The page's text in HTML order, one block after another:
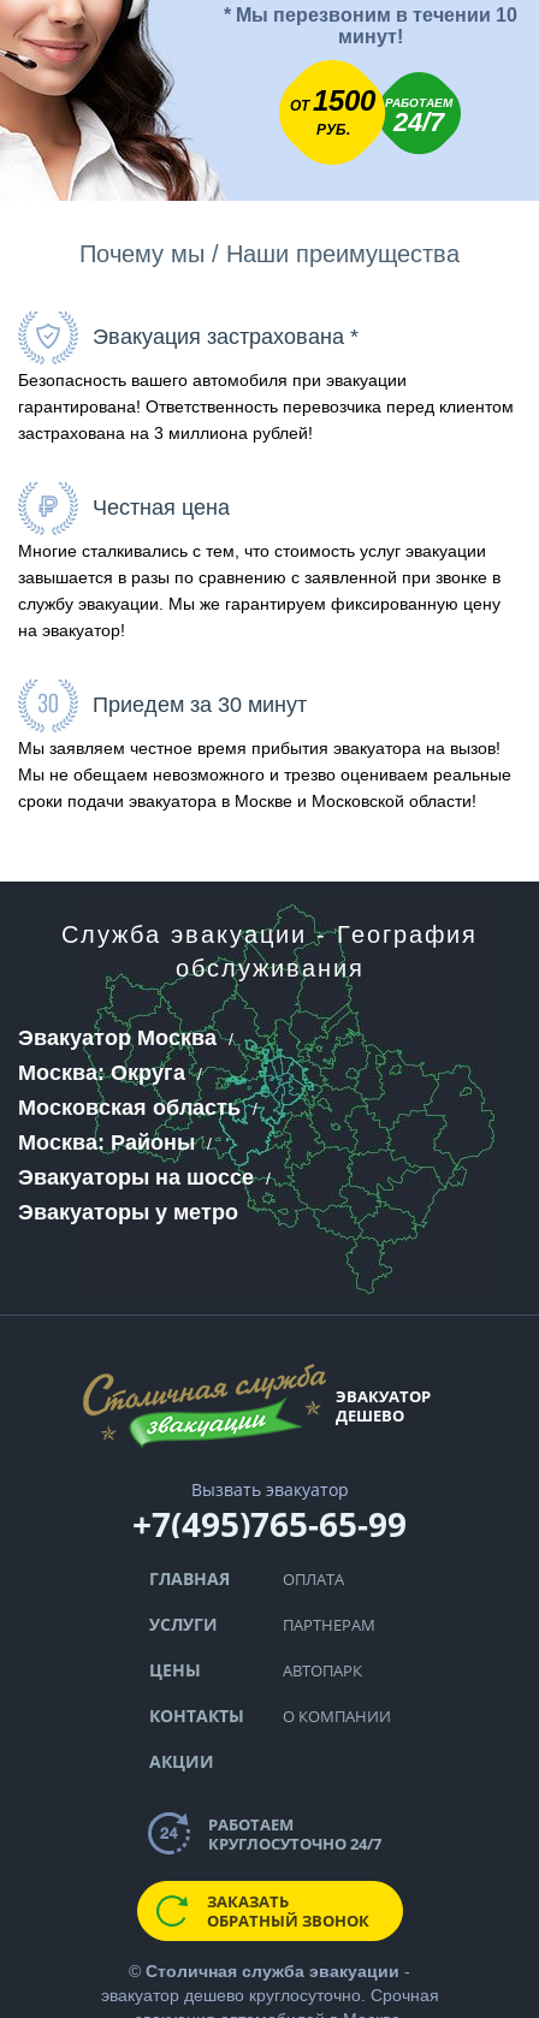
* Мы перезвоним в течении 10
минут!
ОТ1500
РУБ.
РАБОТАЕМ
24/7
Почему мы / Наши преимущества
Эвакуация застрахована *
Безопасность вашего автомобиля при эвакуации
гарантирована! Ответственность перевозчика перед клиентом
застрахована на 3 миллиона рублей!
Честная цена
Многие сталкивались с тем, что стоимость услуг эвакуации
завышается в разы по сравнению с заявленной при звонке в
службу эвакуации. Мы же гарантируем фиксированную цену
на эвакуатор!
Приедем за 30 минут
Мы заявляем честное время прибытия эвакуатора на вызов!
Мы не обещаем невозможного и трезво оцениваем реальные
сроки подачи эвакуатора в Москве и Московской области!
Служба эвакуации - География
обслуживания
Эвакуатор Москва
Москва: Округа
Московская область
Москва: Районы
Эвакуаторы на шоссе
Эвакуаторы у метро
ЭВАКУАТОР
ДЕШЕВО
Вызвать эвакуатор
+7(495)765-65-99
ГЛАВНАЯ
УСЛУГИ
ЦЕНЫ
КОНТАКТЫ
АКЦИИ
ОПЛАТА
ПАРТНЕРАМ
АВТОПАРК
О КОМПАНИИ
РАБОТАЕМ
КРУГЛОСУТОЧНО 24/7
ЗАКАЗАТЬ
ОБРАТНЫЙ ЗВОНОК
© Столичная служба эвакуации -
эвакуатор дешевокруглосуточно. Срочная